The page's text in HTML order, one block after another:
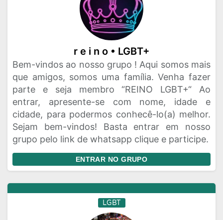
r e i n o • LGBT+
Bem-vindos ao nosso grupo ! Aqui somos mais
que amigos, somos uma família. Venha fazer
parte e seja membro “REINO LGBT+“ Ao
entrar, apresente-se com nome, idade e
cidade, para podermos conhecê-lo(a) melhor.
Sejam bem-vindos! Basta entrar em nosso
grupo pelo link de whatsapp clique e participe.
ENTRAR NO GRUPO
LGBT